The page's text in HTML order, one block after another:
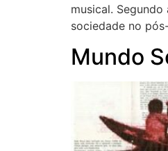
musical.
sociedade no
Mundo